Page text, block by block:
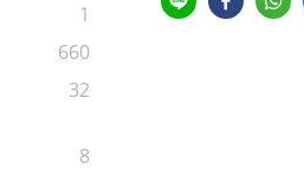
1
660
32
8